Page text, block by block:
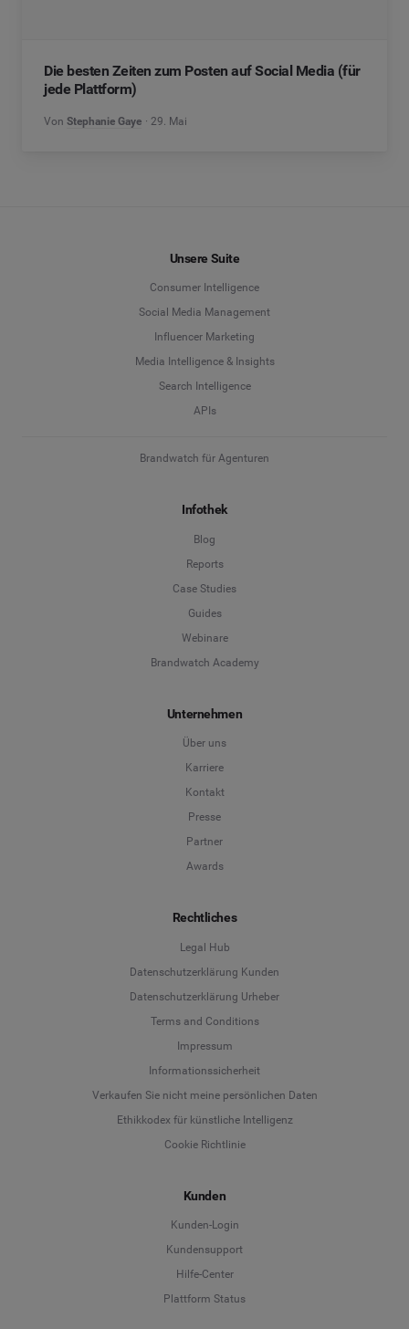
Die besten Zeiten zum Posten auf Social Media (für
jede Plattform)
Von Stephanie Gaye 29. Mai
Unsere Suite
Consumer Intelligence
Social Media Management
Influencer Marketing
Media Intelligence & Insights
Search Intelligence
APIs
Brandwatch für Agenturen
Infothek
Blog
Reports
Case Studies
Guides
Webinare
Brandwatch Academy
Unternehmen
Über uns
Karriere
Kontakt
Presse
Partner
Awards
Rechtliches
Legal Hub
Datenschutzerklärung Kunden
Datenschutzerklärung Urheber
Terms and Conditions
Impressum
Informationssicherheit
Verkaufen Sie nicht meine persönlichen Daten
Ethikkodex für künstliche Intelligenz
Cookie Richtlinie
Kunden
Kunden-Login
Kundensupport
Hilfe-Center
Plattform Status
Deutsch
English